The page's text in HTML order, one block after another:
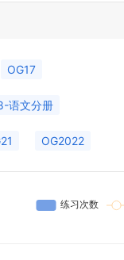
OG17
语文分册
OG2022